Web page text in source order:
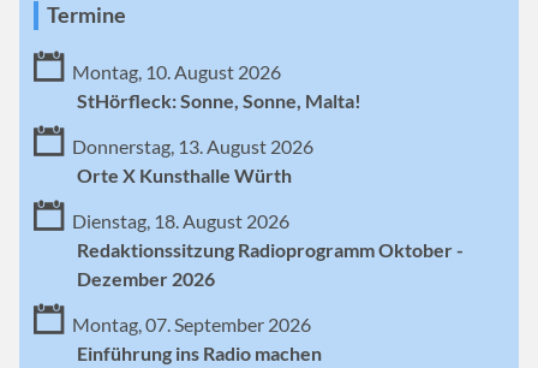
Termine
Montag, 10. August 2026
StHörfleck: Sonne, Sonne, Malta!
Donnerstag, 13. August 2026
Orte X Kunsthalle Würth
Dienstag, 18. August 2026
Redaktionssitzung Radioprogramm Oktober -
Dezember 2026
Montag, 07. September 2026
Einführung ins Radio machen